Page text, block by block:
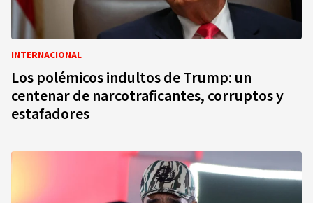
INTERNACIONAL
Los polémicos indultos de Trump: un
centenar de narcotraficantes, corruptos y
estafadores